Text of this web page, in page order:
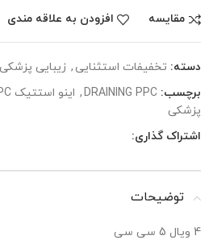
مقایسه افزودن به علاقه مندی
دسته: تخفیفات استثنایی , زیبایی پزشکی
برچسب: DRAINING PPC
, اینو استتیک DRAINING PPC
پزشکی
اشتراک گذاری:
توضیحات
4 ویال 5 سی سی